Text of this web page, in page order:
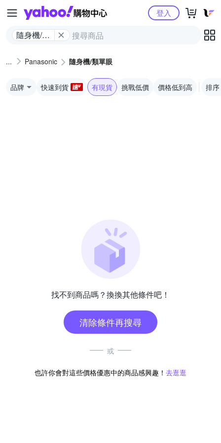
Yahoo購物中心
隨身機/類
登入
Panasonic 隨身機/類單眼
品牌 快速到貨 有現貨 挑戰低價 價格低到高 排序
找不到商品嗎？換換其他條件吧！
清除條件再搜尋
或
也許你會對這些價格優惠中的商品感興趣！ 去逛逛